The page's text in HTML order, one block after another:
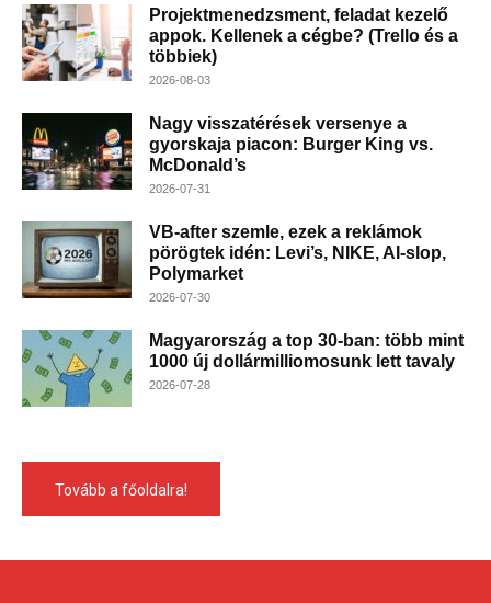
Projektmenedzsment, feladat kezelő
appok. Kellenek a cégbe? (Trello és a
többiek)
2026-08-03
Nagy visszatérések versenye a
gyorskaja piacon: Burger King vs.
McDonald’s
2026-07-31
VB-after szemle, ezek a reklámok
pörögtek idén: Levi’s, NIKE, AI-slop,
Polymarket
2026-07-30
Magyarország a top 30-ban: több mint
1000 új dollármilliomosunk lett tavaly
2026-07-28
Tovább a főoldalra!